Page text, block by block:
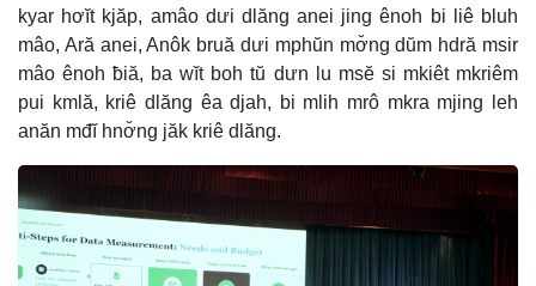
kyar hơĭt kjăp, amâo dưi dlăng anei jing ênoh bi liê bluh
mâo, Ară anei, Anôk bruă dưi mphŭn mơ̆ng dŭm hdră msir
mâo ênoh ƀiă, ba wĭt boh tŭ dưn lu msĕ si mkiêt mkriêm
pui kmlă, kriê dlăng êa djah, bi mlih mrô mkra mjing leh
anăn mđĭ hnơ̆ng jăk kriê dlăng.